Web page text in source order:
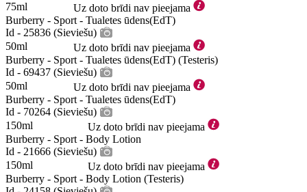
75ml
Uz doto brīdi nav pieejama
Burberry - Sport - Tualetes ūdens(EdT)
Id - 25836 (Sieviešu)
50ml
Uz doto brīdi nav pieejama
Burberry - Sport - Tualetes ūdens(EdT) (Testeris)
Id - 69437 (Sieviešu)
50ml
Uz doto brīdi nav pieejama
Burberry - Sport - Tualetes ūdens(EdT)
Id - 70264 (Sieviešu)
150ml
Uz doto brīdi nav pieejama
Burberry - Sport - Body Lotion
Id - 21666 (Sieviešu)
150ml
Uz doto brīdi nav pieejama
Burberry - Sport - Body Lotion (Testeris)